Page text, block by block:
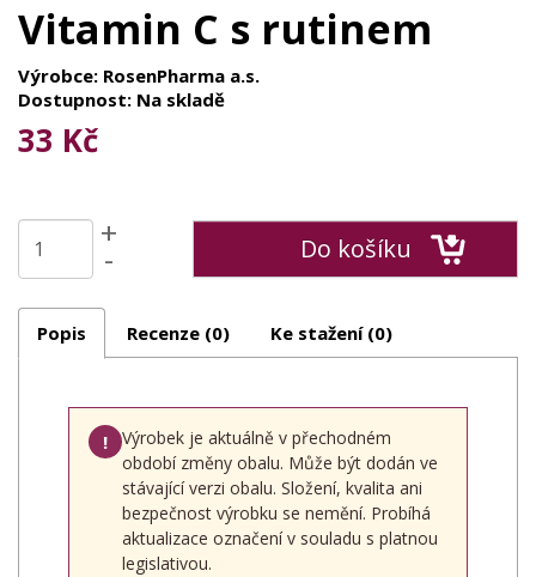
Vitamin C s rutinem
Výrobce: RosenPharma a.s.
Dostupnost: Na skladě
33 Kč
+
- Do košíku
Popis Recenze (0) Ke stažení (0)
!
Výrobek je aktuálně v přechodném
období změny obalu. Může být dodán ve
stávající verzi obalu. Složení, kvalita ani
bezpečnost výrobku se nemění. Probíhá
aktualizace označení v souladu s platnou
legislativou.